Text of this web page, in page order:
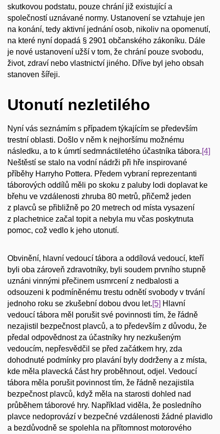
skutkovou podstatu, pouze chrání již existující a
společností uznávané normy. Ustanovení se vztahuje jen
na konání, tedy aktivní jednání osob, nikoliv na opomenutí,
na které nyní dopadá § 2901 občanského zákoníku. Dále
je nové ustanovení užší v tom, že chrání pouze svobodu,
život, zdraví nebo vlastnictví jiného. Dříve byl jeho obsah
stanoven šířeji.
Utonutí nezletilého
Nyní vás seznámím s případem týkajícím se především
trestní oblasti. Došlo v něm k nejhoršímu možnému
následku, a to k úmrtí sedmnáctiletého účastníka tábora.[4]
Neštěstí se stalo na vodní nádrži při hře inspirované
příběhy Harryho Pottera. Předem vybraní reprezentanti
táborových oddílů měli po skoku z paluby lodi doplavat ke
břehu ve vzdálenosti zhruba 80 metrů, přičemž jeden
z plavců se přibližně po 20 metrech od místa vysazení
z plachetnice začal topit a nebyla mu včas poskytnuta
pomoc, což vedlo k jeho utonutí.
Obvinění, hlavní vedoucí tábora a oddílová vedoucí, kteří
byli oba zároveň zdravotníky, byli soudem prvního stupně
uznáni vinnými přečinem usmrcení z nedbalosti a
odsouzeni k podmíněnému trestu odnětí svobody v trvání
jednoho roku se zkušební dobou dvou let.[5] Hlavní
vedoucí tábora měl porušit své povinnosti tím, že řádně
nezajistil bezpečnost plavců, a to především z důvodu, že
předal odpovědnost za účastníky hry nezkušeným
vedoucím, nepřesvědčil se před začátkem hry, zda
dohodnuté podmínky pro plavání byly dodrženy a z místa,
kde měla plavecká část hry proběhnout, odjel. Vedoucí
tábora měla porušit povinnost tím, že řádně nezajistila
bezpečnost plavců, když měla na starosti dohled nad
průběhem táborové hry. Například viděla, že posledního
plavce nedoprovází v bezpečné vzdálenosti žádné plavidlo
a bezdůvodně se spolehla na přítomnost motorového